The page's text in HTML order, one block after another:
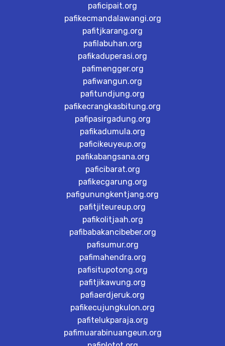
paficipait.org
pafikecmandalawangi.org
pafitjkarang.org
pafilabuhan.org
pafikaduperasi.org
pafimengger.org
pafiwangun.org
pafitundjung.org
pafikecrangkasbitung.org
pafipasirgadung.org
pafikadumula.org
paficikeuyeup.org
pafikabangsana.org
paficibarat.org
pafikecgarung.org
pafigunungkentjang.org
pafitjiteureup.org
pafikolitjaah.org
pafibabakancibeber.org
pafisumur.org
pafimahendra.org
pafisitupotong.org
pafitjikawung.org
pafiaerdjeruk.org
pafikecujungkulon.org
pafitelukparaja.org
pafimuarabinuangeun.org